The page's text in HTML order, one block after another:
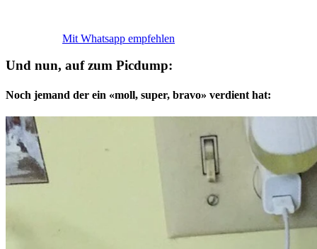
Mit Whatsapp empfehlen
Und nun, auf zum Picdump:
Noch jemand der ein «moll, super, bravo» verdient hat: